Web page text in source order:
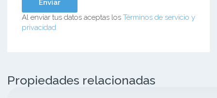
Al enviar tus datos aceptas los Términos de servicio y
privacidad
Propiedades relacionadas